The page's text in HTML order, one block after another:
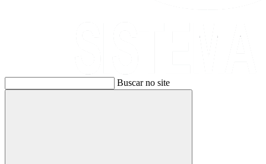
Buscar no site